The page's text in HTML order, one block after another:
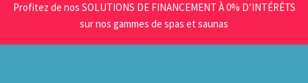
Profitez de nos SOLUTIONS DE FINANCEMENT À 0% D’INTÉRÊTS
sur nos gammes de spas et saunas